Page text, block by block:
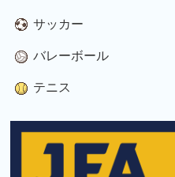
サッカー
バレーボール
テニス